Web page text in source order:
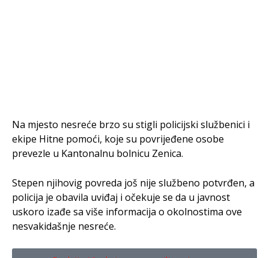
Na mjesto nesreće brzo su stigli policijski službenici i
ekipe Hitne pomoći, koje su povrijeđene osobe
prevezle u Kantonalnu bolnicu Zenica.
Stepen njihovig povreda još nije službeno potvrđen, a
policija je obavila uviđaj i očekuje se da u javnost
uskoro izađe sa više informacija o okolnostima ove
nesvakidašnje nesreće.